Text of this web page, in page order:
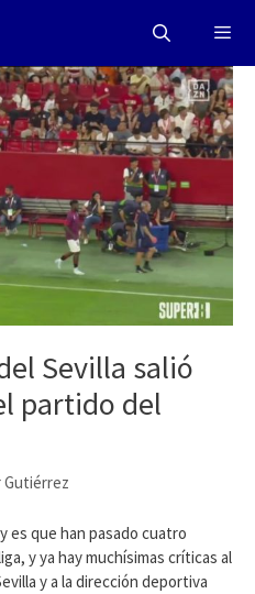
Menú
Sevilla salió
partido del
Gutiérrez
es que han pasado cuatro
y ya hay muchísimas críticas al
y a la dirección deportiva